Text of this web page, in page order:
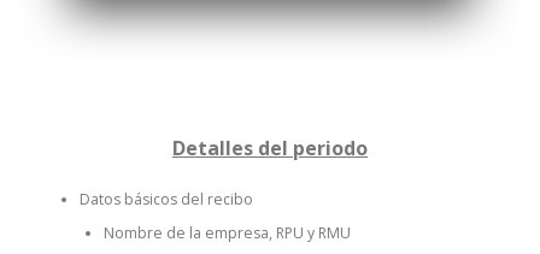
Detalles del periodo
Datos básicos del recibo
Nombre de la empresa, RPU y RMU